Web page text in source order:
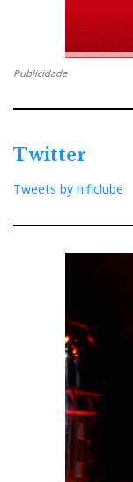
Publicidade
Twitter
Tweets by hificlube